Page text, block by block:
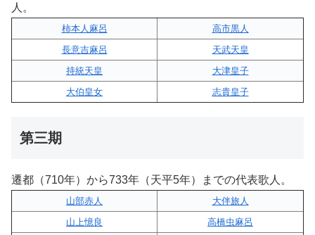
人。
柿本人麻呂
高市黒人
長意吉麻呂
天武天皇
持統天皇
大津皇子
大伯皇女
志貴皇子
第三期
遷都（710年）から733年（天平5年）までの代表歌人。
山部赤人
大伴旅人
山上憶良
高橋虫麻呂